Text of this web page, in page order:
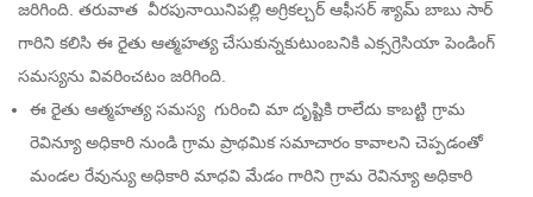
జరిగింది. తరువాత వీరపునాయినిపల్లి అగ్రికల్చర్ ఆఫీసర్ శ్యామ్ బాబు సార్
గారిని కలిసి ఈ రైతు ఆత్మహత్య చేసుకున్నకుటుంబనికి ఎక్సగ్రెసియా పెండింగ్
సమస్యను వివరించటం జరిగింది.
ఈ రైతు ఆత్మహత్య సమస్య గురించి మా దృష్టికి రాలేదు కాబట్టి గ్రామ
రెవిన్యూ అధికారి నుండి గ్రామ ప్రాథమిక సమాచారం కావాలని చెప్పడంతో
మండల రేవున్యు అధికారి మాధవి మేడం గారిని గ్రామ రెవిన్యూ అధికారి